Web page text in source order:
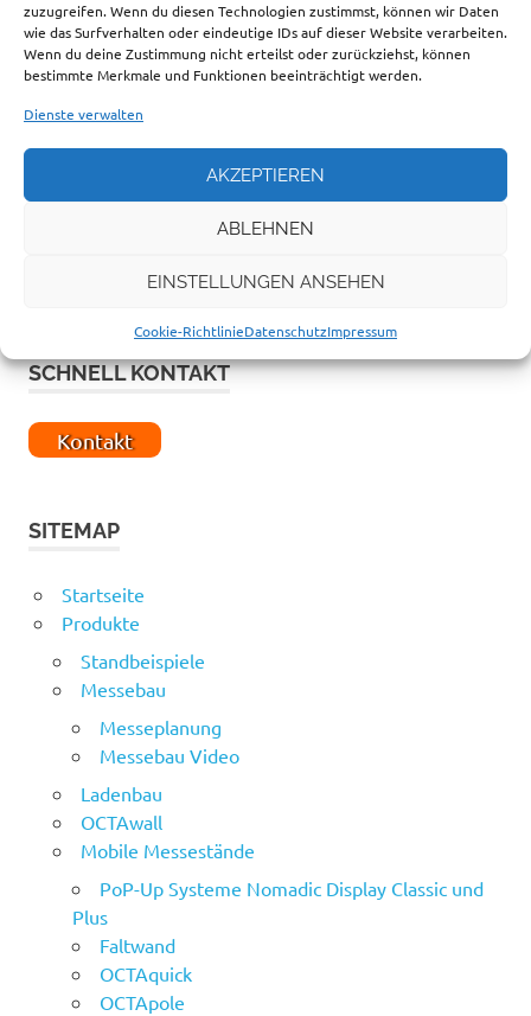
zuzugreifen. Wenn du diesen Technologien zustimmst, können wir Daten
wie das Surfverhalten oder eindeutige IDs auf dieser Website verarbeiten.
Wenn du deine Zustimmung nicht erteilst oder zurückziehst, können
bestimmte Merkmale und Funktionen beeinträchtigt werden.
Dienste verwalten
AKZEPTIEREN
ABLEHNEN
EINSTELLUNGEN ANSEHEN
Cookie-RichtlinieDatenschutzImpressum
SCHNELL KONTAKT
Kontakt
SITEMAP
Startseite
Produkte
Standbeispiele
Messebau
Messeplanung
Messebau Video
Ladenbau
OCTAwall
Mobile Messestände
PoP-Up Systeme Nomadic Display Classic und
Plus
Faltwand
OCTAquick
OCTApole